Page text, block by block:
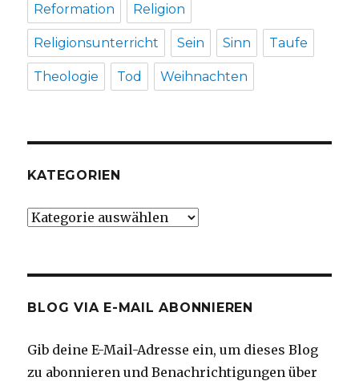
Reformation Religion
Religionsunterricht Sein Sinn Taufe
Theologie Tod Weihnachten
KATEGORIEN
Kategorien
BLOG VIA E-MAIL ABONNIEREN
Gib deine E-Mail-Adresse ein, um dieses Blog
zu abonnieren und Benachrichtigungen über